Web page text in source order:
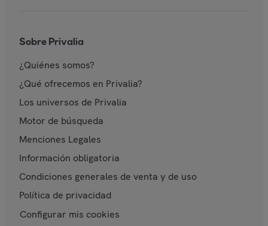
Sobre Privalia
¿Quiénes somos?
¿Qué ofrecemos en Privalia?
Los universos de Privalia
Motor de búsqueda
Menciones Legales
Información obligatoria
Condiciones generales de venta y de uso
Política de privacidad
Configurar mis cookies